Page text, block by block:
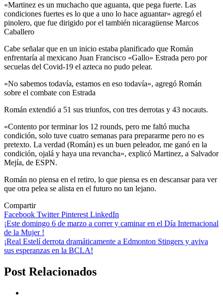
«Martinez es un muchacho que aguanta, que pega fuerte. Las
condiciones fuertes es lo que a uno lo hace aguantar» agregó el
pinolero, que fue dirigido por el también nicaragüense Marcos
Caballero
Cabe señalar que en un inicio estaba planificado que Román
enfrentaría al mexicano Juan Francisco «Gallo» Estrada pero por
secuelas del Covid-19 el azteca no pudo pelear.
«No sabemos todavía, estamos en eso todavía», agregó Román
sobre el combate con Estrada
Román extendió a 51 sus triunfos, con tres derrotas y 43 nocauts.
«Contento por terminar los 12 rounds, pero me faltó mucha
condición, solo tuve cuatro semanas para prepararme pero no es
pretexto. La verdad (Román) es un buen peleador, me ganó en la
condición, ojalá y haya una revancha», explicó Martinez, a Salvador
Mejía, de ESPN.
Román no piensa en el retiro, lo que piensa es en descansar para ver
que otra pelea se alista en el futuro no tan lejano.
Compartir
Facebook TwitterPinterest LinkedIn
Navegación
de
entradas
¡Este domingo 6 de marzo a correr y caminar en el Día Internacional
de la Mujer !
¡Real Estelí derrota dramáticamente a Edmonton Stingers y aviva
sus esperanzas en la BCLA!
Post Relacionados